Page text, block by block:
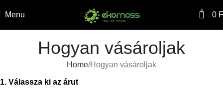
Menu 0 0
Hogyan vásároljak
Home Hogyan vásároljak
1. Válassza ki az árut